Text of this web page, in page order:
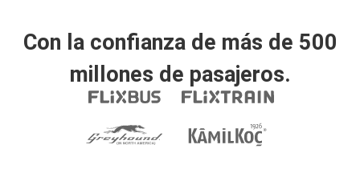
Con la confianza de más de 500
millones de pasajeros.